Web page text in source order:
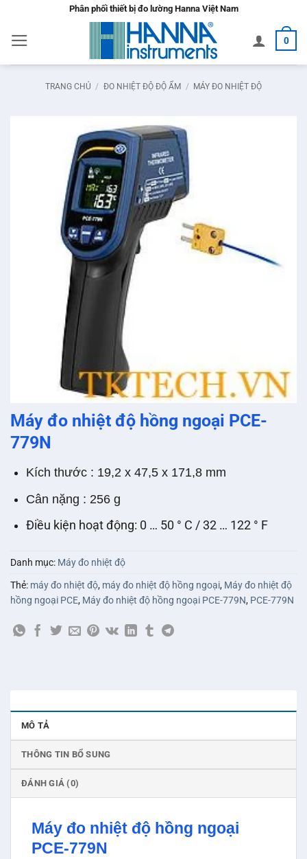
nội
dung
Phân phối thiết bị đo lường Hanna Việt Nam
0
TRANG CHỦ / ĐO NHIỆT ĐỘ ĐỘ ẨM / MÁY ĐO NHIỆT ĐỘ
Máy đo nhiệt độ hồng ngoại PCE-
779N
Kích thước : 19,2 x 47,5 x 171,8 mm
Cân nặng : 256 g
Điều kiện hoạt động: 0 … 50 ° C / 32 … 122 ° F
Danh mục: Máy đo nhiệt độ
Thẻ: máy đo nhiệt độ, máy đo nhiệt độ hồng ngoại, Máy đo nhiệt độ
hồng ngoại PCE, Máy đo nhiệt độ hồng ngoại PCE-779N, PCE-779N
MÔ TẢ
THÔNG TIN BỔ SUNG
ĐÁNH GIÁ (0)
Máy đo nhiệt độ hồng ngoại
PCE-779N